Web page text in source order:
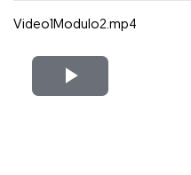
Video1Modulo2.mp4
Reproducir